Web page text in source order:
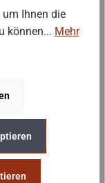
– wähle eine
richtige
um Ihnen die
können... Mehr